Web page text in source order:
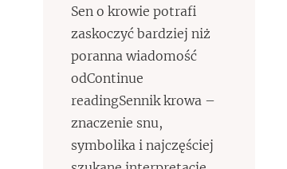
Sen o krowie potrafi
zaskoczyć bardziej niż
poranna wiadomość
odContinue
readingSennik krowa –
znaczenie snu,
symbolika i najczęściej